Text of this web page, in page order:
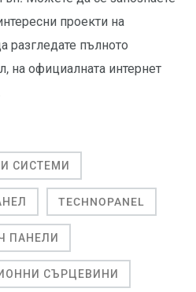
проекти на
разгледате пълното
на официалната интернет
СИСТЕМИ
TECHNOPANEL
ПАНЕЛИ
СЪРЦЕВИНИ